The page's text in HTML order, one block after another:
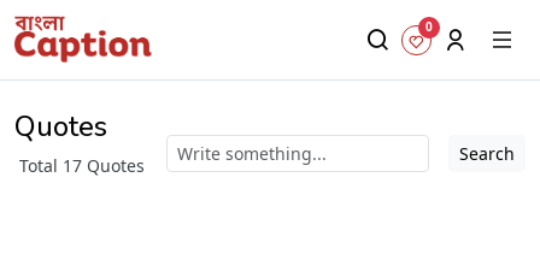
0
Quotes
Total 17 Quotes
Search